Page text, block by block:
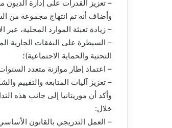
– تعزيز القدرات على إدارة
وأضاف أنه تم انتهاج مجموعة من
– زيادة تعبئة الموارد المحلية،
– السيطرة على النفقات الجارية
التحتية والحماية الاجتماعية)؛
– اعتماد إطار موازنة متعدد
– تعزيز آليات المتابعة والتقييم
وأكد أن موريتانيا إلى جانب هذه
خلال: